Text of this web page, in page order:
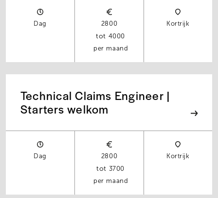
Dag
2800
4000
per maand
Kortrijk
Technical Claims Engineer |
Starters welkom
Dag
2800
3700
per maand
Kortrijk